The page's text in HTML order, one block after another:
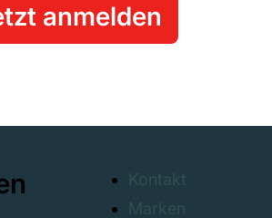
anmelden
Kontakt
Marken